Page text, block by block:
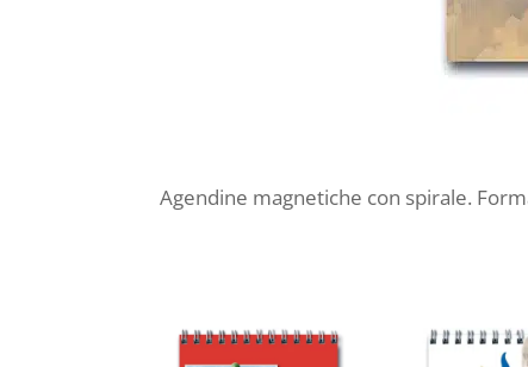
Agendine magnetiche con spirale.